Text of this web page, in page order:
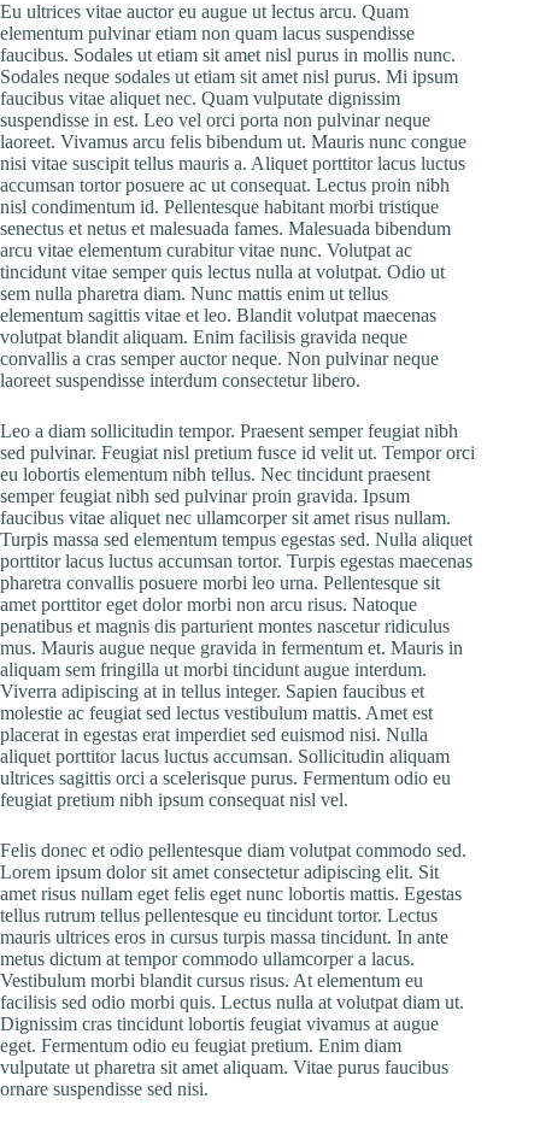
Eu ultrices vitae auctor eu augue ut lectus arcu. Quam
elementum pulvinar etiam non quam lacus suspendisse
faucibus. Sodales ut etiam sit amet nisl purus in mollis nunc.
Sodales neque sodales ut etiam sit amet nisl purus. Mi ipsum
faucibus vitae aliquet nec. Quam vulputate dignissim
suspendisse in est. Leo vel orci porta non pulvinar neque
laoreet. Vivamus arcu felis bibendum ut. Mauris nunc congue
nisi vitae suscipit tellus mauris a. Aliquet porttitor lacus luctus
accumsan tortor posuere ac ut consequat. Lectus proin nibh
nisl condimentum id. Pellentesque habitant morbi tristique
senectus et netus et malesuada fames. Malesuada bibendum
arcu vitae elementum curabitur vitae nunc. Volutpat ac
tincidunt vitae semper quis lectus nulla at volutpat. Odio ut
sem nulla pharetra diam. Nunc mattis enim ut tellus
elementum sagittis vitae et leo. Blandit volutpat maecenas
volutpat blandit aliquam. Enim facilisis gravida neque
convallis a cras semper auctor neque. Non pulvinar neque
laoreet suspendisse interdum consectetur libero.
Leo a diam sollicitudin tempor. Praesent semper feugiat nibh
sed pulvinar. Feugiat nisl pretium fusce id velit ut. Tempor orci
eu lobortis elementum nibh tellus. Nec tincidunt praesent
semper feugiat nibh sed pulvinar proin gravida. Ipsum
faucibus vitae aliquet nec ullamcorper sit amet risus nullam.
Turpis massa sed elementum tempus egestas sed. Nulla aliquet
porttitor lacus luctus accumsan tortor. Turpis egestas maecenas
pharetra convallis posuere morbi leo urna. Pellentesque sit
amet porttitor eget dolor morbi non arcu risus. Natoque
penatibus et magnis dis parturient montes nascetur ridiculus
mus. Mauris augue neque gravida in fermentum et. Mauris in
aliquam sem fringilla ut morbi tincidunt augue interdum.
Viverra adipiscing at in tellus integer. Sapien faucibus et
molestie ac feugiat sed lectus vestibulum mattis. Amet est
placerat in egestas erat imperdiet sed euismod nisi. Nulla
aliquet porttitor lacus luctus accumsan. Sollicitudin aliquam
ultrices sagittis orci a scelerisque purus. Fermentum odio eu
feugiat pretium nibh ipsum consequat nisl vel.
Felis donec et odio pellentesque diam volutpat commodo sed.
Lorem ipsum dolor sit amet consectetur adipiscing elit. Sit
amet risus nullam eget felis eget nunc lobortis mattis. Egestas
tellus rutrum tellus pellentesque eu tincidunt tortor. Lectus
mauris ultrices eros in cursus turpis massa tincidunt. In ante
metus dictum at tempor commodo ullamcorper a lacus.
Vestibulum morbi blandit cursus risus. At elementum eu
facilisis sed odio morbi quis. Lectus nulla at volutpat diam ut.
Dignissim cras tincidunt lobortis feugiat vivamus at augue
eget. Fermentum odio eu feugiat pretium. Enim diam
vulputate ut pharetra sit amet aliquam. Vitae purus faucibus
ornare suspendisse sed nisi.